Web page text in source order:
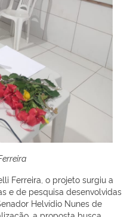
Ferreira, o projeto surgiu a
e de pesquisa desenvolvidas
Helvídio Nunes de